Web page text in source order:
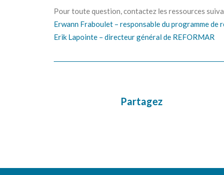
Pour toute question, contactez les ressources
Erwann Fraboulet – responsable du programme de
Erik Lapointe – directeur général de REFORMAR
Partagez